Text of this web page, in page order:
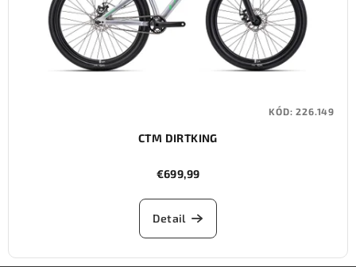
CTM DIRTKING
€699,99
Detail
KÓD:226.149